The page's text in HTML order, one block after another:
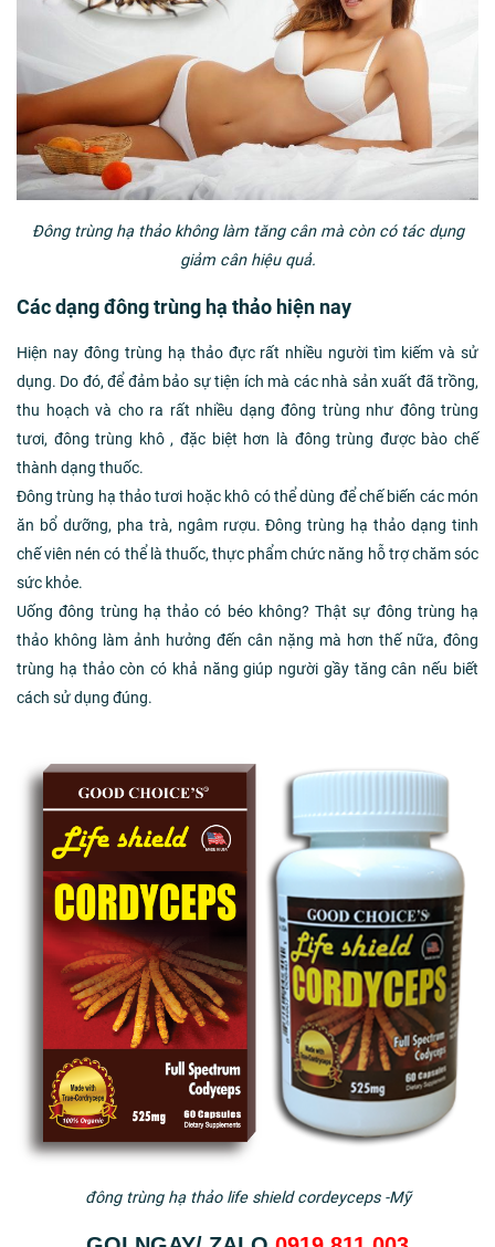
Đông trùng hạ thảo không làm tăng cân mà còn có tác dụng
giảm cân hiệu quả.
Các dạng đông trùng hạ thảo hiện nay
Hiện nay đông trùng hạ thảo đực rất nhiều người tìm kiếm và sử
dụng. Do đó, để đảm bảo sự tiện ích mà các nhà sản xuất đã trồng,
thu hoạch và cho ra rất nhiều dạng đông trùng như đông trùng
tươi, đông trùng khô , đặc biệt hơn là đông trùng được bào chế
thành dạng thuốc.
Đông trùng hạ thảo tươi hoặc khô có thể dùng để chế biến các món
ăn bổ dưỡng, pha trà, ngâm rượu. Đông trùng hạ thảo dạng tinh
chế viên nén có thể là thuốc, thực phẩm chức năng hỗ trợ chăm sóc
sức khỏe.
Uống đông trùng hạ thảo có béo không? Thật sự đông trùng hạ
thảo không làm ảnh hưởng đến cân nặng mà hơn thế nữa, đông
trùng hạ thảo còn có khả năng giúp người gầy tăng cân nếu biết
cách sử dụng đúng.
đông trùng hạ thảo life shield cordeyceps -Mỹ